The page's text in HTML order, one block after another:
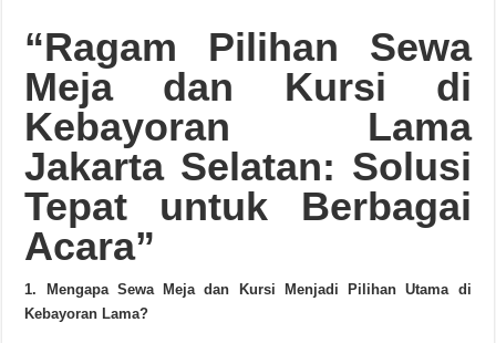
“Ragam Pilihan Sewa
Meja dan Kursi di
Kebayoran Lama
Jakarta Selatan: Solusi
Tepat untuk Berbagai
Acara”
1. Mengapa Sewa Meja dan Kursi Menjadi Pilihan Utama di
Kebayoran Lama?